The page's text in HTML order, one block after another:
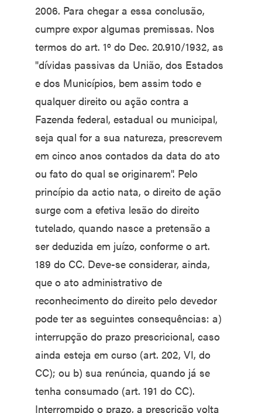
2006. Para chegar a essa conclusão,
cumpre expor algumas premissas. Nos
termos do art. 1º do Dec. 20.910/1932, as
"dívidas passivas da União, dos Estados
e dos Municípios, bem assim todo e
qualquer direito ou ação contra a
Fazenda federal, estadual ou municipal,
seja qual for a sua natureza, prescrevem
em cinco anos contados da data do ato
ou fato do qual se originarem". Pelo
princípio da actio nata, o direito de ação
surge com a efetiva lesão do direito
tutelado, quando nasce a pretensão a
ser deduzida em juízo, conforme o art.
189 do CC. Deve-se considerar, ainda,
que o ato administrativo de
reconhecimento do direito pelo devedor
pode ter as seguintes consequências: a)
interrupção do prazo prescricional, caso
ainda esteja em curso (art. 202, VI, do
CC); ou b) sua renúncia, quando já se
tenha consumado (art. 191 do CC).
Interrompido o prazo, a prescrição volta